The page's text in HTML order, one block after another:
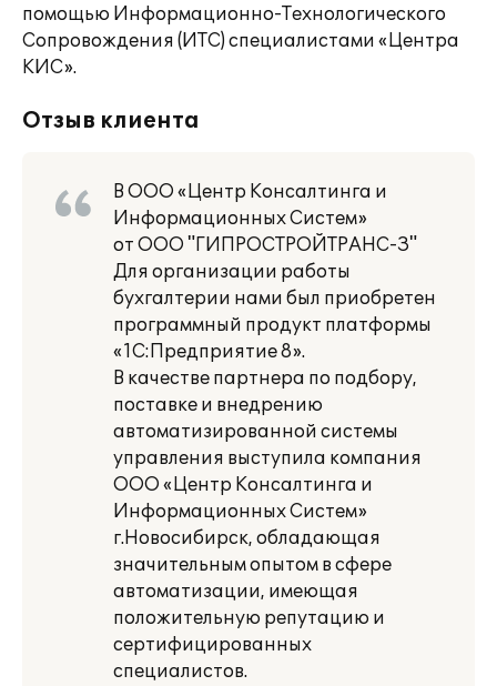
помощью Информационно-Технологического
Сопровождения (ИТС) специалистами «Центра
КИС».
Отзыв клиента
В ООО «Центр Консалтинга и
Информационных Систем»
от ООО "ГИПРОСТРОЙТРАНС-З"
Для организации работы
бухгалтерии нами был приобретен
программный продукт платформы
«1С:Предприятие 8».
В качестве партнера по подбору,
поставке и внедрению
автоматизированной системы
управления выступила компания
ООО «Центр Консалтинга и
Информационных Систем»
г.Новосибирск, обладающая
значительным опытом в сфере
автоматизации, имеющая
положительную репутацию и
сертифицированных
специалистов.